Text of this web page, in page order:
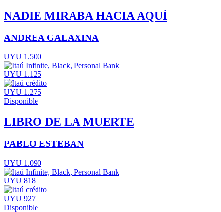
NADIE MIRABA HACIA AQUÍ
ANDREA GALAXINA
UYU 1.500
UYU 1.125
UYU 1.275
Disponible
LIBRO DE LA MUERTE
PABLO ESTEBAN
UYU 1.090
UYU 818
UYU 927
Disponible